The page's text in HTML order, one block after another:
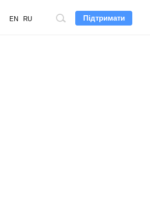
Підтримати
Пошук
EN RU